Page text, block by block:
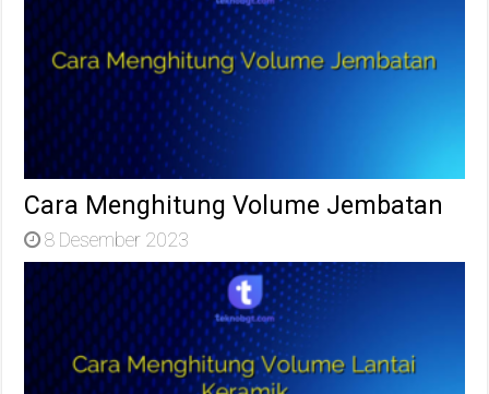
Cara Menghitung Volume Jembatan
8 Desember 2023